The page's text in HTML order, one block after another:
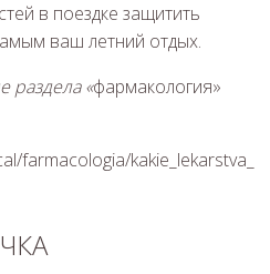
в поездке защитить
ваш летний отдых.
раздела «фармакология»
farmacologia/kakie_lekarstva_